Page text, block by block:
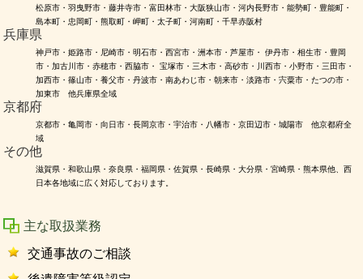
松原市・羽曳野市・藤井寺市・富田林市・大阪狭山市・河内長野市・能勢町・豊能町・
島本町・忠岡町・熊取町・岬町・太子町・河南町・千早赤阪村
兵庫県
神戸市・姫路市・尼崎市・明石市・西宮市・洲本市・芦屋市・ 伊丹市・相生市・豊岡
市・加古川市・赤穂市・西脇市・ 宝塚市・三木市・高砂市・川西市・小野市・三田市・
加西市・篠山市・養父市・丹波市・南あわじ市・朝来市・淡路市・宍粟市・たつの市・
加東市 他兵庫県全域
京都府
京都市・亀岡市・向日市・長岡京市・宇治市・八幡市・京田辺市・城陽市 他京都府全
域
その他
滋賀県・和歌山県・奈良県・福岡県・佐賀県・長崎県・大分県・宮崎県・熊本県他、西
日本各地域に広く対応しております。
主な取扱業務
交通事故のご相談